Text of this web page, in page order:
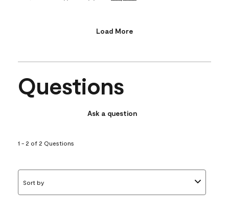
Load More
Questions
Ask a question
1 - 2 of 2 Questions
Sort by